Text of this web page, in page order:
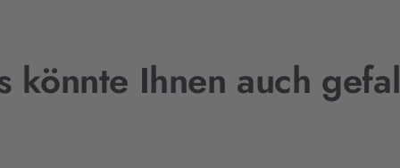
könnte Ihnen auch